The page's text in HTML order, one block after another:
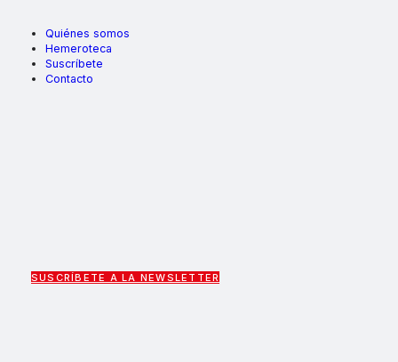
Quiénes somos
Hemeroteca
Suscríbete
Contacto
SUSCRÍBETE A LA NEWSLETTER